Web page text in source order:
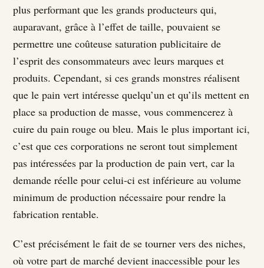
plus performant que les grands producteurs qui,
auparavant, grâce à l’effet de taille, pouvaient se
permettre une coûteuse saturation publicitaire de
l’esprit des consommateurs avec leurs marques et
produits. Cependant, si ces grands monstres réalisent
que le pain vert intéresse quelqu’un et qu’ils mettent en
place sa production de masse, vous commencerez à
cuire du pain rouge ou bleu. Mais le plus important ici,
c’est que ces corporations ne seront tout simplement
pas intéressées par la production de pain vert, car la
demande réelle pour celui-ci est inférieure au volume
minimum de production nécessaire pour rendre la
fabrication rentable.
C’est précisément le fait de se tourner vers des niches,
où votre part de marché devient inaccessible pour les